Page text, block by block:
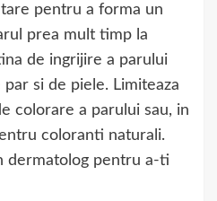
pentru a forma un
prea mult timp la
de ingrijire a parului
si de piele. Limiteaza
colorare a parului sau, in
coloranti naturali.
dermatolog pentru a-ti